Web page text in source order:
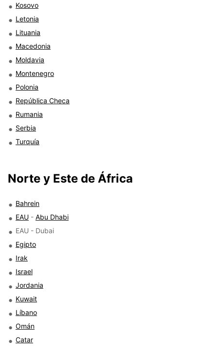
Kosovo
Letonia
Lituania
Macedonia
Moldavia
Montenegro
Polonia
República Checa
Rumania
Serbia
Turquía
Norte y Este de África
Bahrein
EAU - Abu Dhabi
EAU - Dubai
Egipto
Irak
Israel
Jordania
Kuwait
Líbano
Omán
Catar